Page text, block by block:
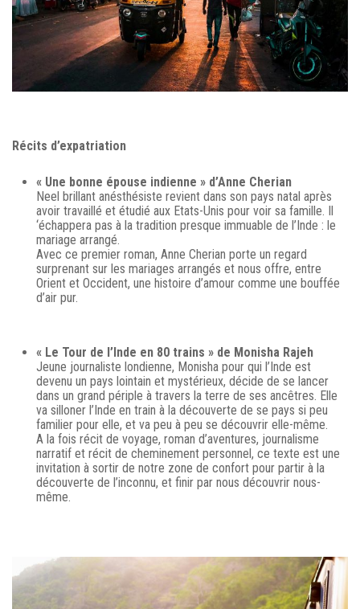
Récits d’expatriation
« Une bonne épouse indienne » d’Anne Cherian
Neel brillant anésthésiste revient dans son pays natal après
avoir travaillé et étudié aux Etats-Unis pour voir sa famille. Il
‘échappera pas à la tradition presque immuable de l’Inde : le
mariage arrangé.
Avec ce premier roman, Anne Cherian porte un regard
surprenant sur les mariages arrangés et nous offre, entre
Orient et Occident, une histoire d’amour comme une bouffée
d’air pur.
« Le Tour de l’Inde en 80 trains » de Monisha Rajeh
Jeune journaliste londienne, Monisha pour qui l’Inde est
devenu un pays lointain et mystérieux, décide de se lancer
dans un grand périple à travers la terre de ses ancêtres. Elle
va silloner l’Inde en train à la découverte de se pays si peu
familier pour elle, et va peu à peu se découvrir elle-même.
A la fois récit de voyage, roman d’aventures, journalisme
narratif et récit de cheminement personnel, ce texte est une
invitation à sortir de notre zone de confort pour partir à la
découverte de l’inconnu, et finir par nous découvrir nous-
même.